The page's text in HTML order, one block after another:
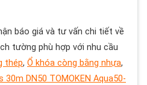
báo giá và tư vấn chi tiết về
tường phù hợp với nhu cầu
thép, Ổ khóa còng bằng nhựa,
DN50 TOMOKEN Aqua50-